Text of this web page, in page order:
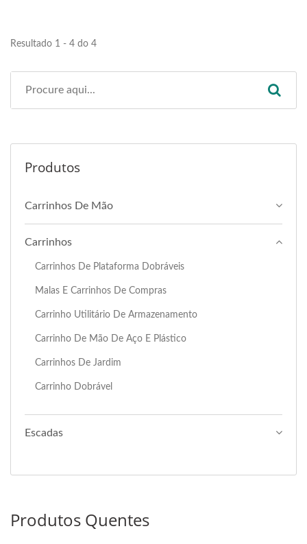
Resultado 1 - 4 do 4
Produtos
Carrinhos De Mão
Carrinhos
Carrinhos De Plataforma Dobráveis
Malas E Carrinhos De Compras
Carrinho Utilitário De Armazenamento
Carrinho De Mão De Aço E Plástico
Carrinhos De Jardim
Carrinho Dobrável
Escadas
Produtos Quentes